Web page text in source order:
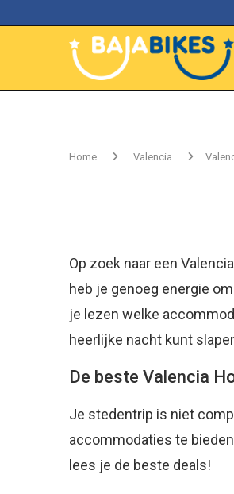
Home Valencia
Op zoek naar een
heb je genoeg energie
je lezen welke
heerlijke nacht kunt
De beste Valencia
Je stedentrip is niet
accommodaties te
lees je de beste deals!